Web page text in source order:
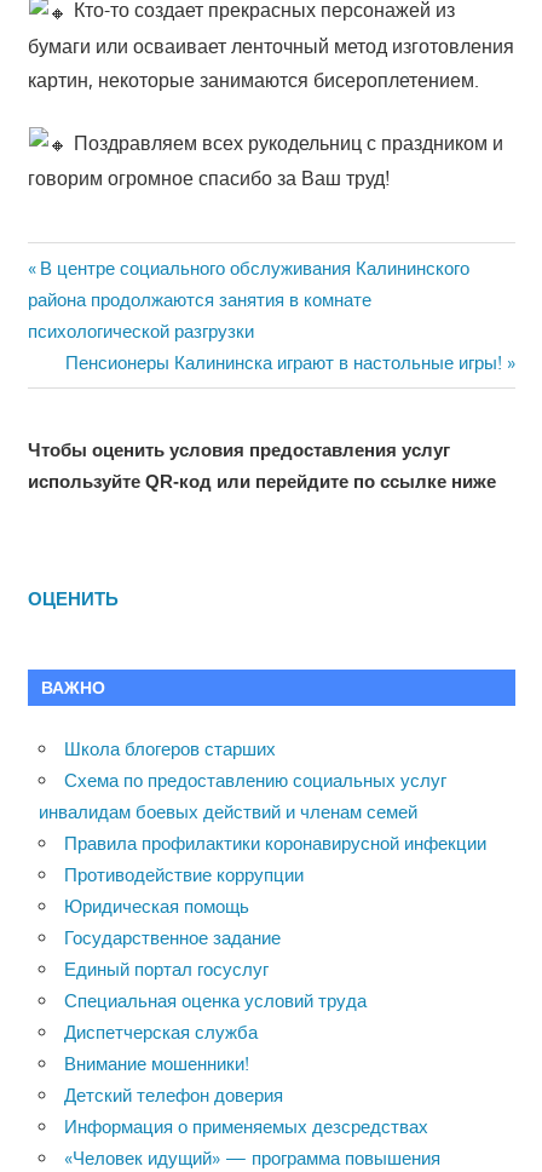
Кто-то создает прекрасных персонажей из
бумаги или осваивает ленточный метод изготовления
картин, некоторые занимаются бисероплетением.
Поздравляем всех рукодельниц с праздником и
говорим огромное спасибо за Ваш труд!
Навигация
по
записям
Previous
Post:
В центре социального обслуживания Калининского
района продолжаются занятия в комнате
психологической разгрузки
Next
Post:
Пенсионеры Калининска играют в настольные игры!
Чтобы оценить условия предоставления услуг
используйте QR-код или перейдите по ссылке ниже
ОЦЕНИТЬ
ВАЖНО
Школа блогеров старших
Схема по предоставлению социальных услуг
инвалидам боевых действий и членам семей
Правила профилактики коронавирусной инфекции
Противодействие коррупции
Юридическая помощь
Государственное задание
Единый портал госуслуг
Специальная оценка условий труда
Диспетчерская служба
Внимание мошенники!
Детский телефон доверия
Информация о применяемых дезсредствах
«Человек идущий» — программа повышения